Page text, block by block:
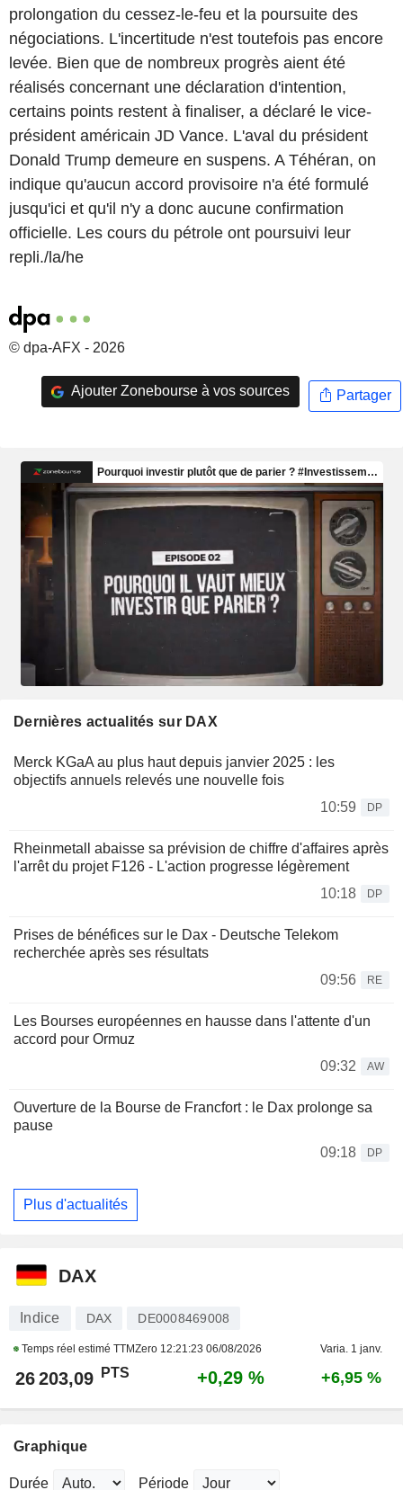
prolongation du cessez-le-feu et la poursuite des
négociations. L'incertitude n'est toutefois pas encore
levée. Bien que de nombreux progrès aient été
réalisés concernant une déclaration d'intention,
certains points restent à finaliser, a déclaré le vice-
président américain JD Vance. L'aval du président
Donald Trump demeure en suspens. A Téhéran, on
indique qu'aucun accord provisoire n'a été formulé
jusqu'ici et qu'il n'y a donc aucune confirmation
officielle. Les cours du pétrole ont poursuivi leur
repli./la/he
© dpa-AFX - 2026
Ajouter Zonebourse à vos sources Partager
Dernières actualités sur DAX
Merck KGaA au plus haut depuis janvier 2025 : les
objectifs annuels relevés une nouvelle fois
10:59
DP
Rheinmetall abaisse sa prévision de chiffre d'affaires après
l'arrêt du projet F126 - L'action progresse légèrement
10:18
DP
Prises de bénéfices sur le Dax - Deutsche Telekom
recherchée après ses résultats
09:56
RE
Les Bourses européennes en hausse dans l'attente d'un
accord pour Ormuz
09:32
AW
Ouverture de la Bourse de Francfort : le Dax prolonge sa
pause
09:18
DP
Plus d'actualités
DAX
Indice DAX DE0008469008
Temps réel estimé TTMZero 12:21:23 06/08/2026 Varia. 1 janv.
26 203,09 PTS +0,29 % +6,95 %
Graphique
Durée Période